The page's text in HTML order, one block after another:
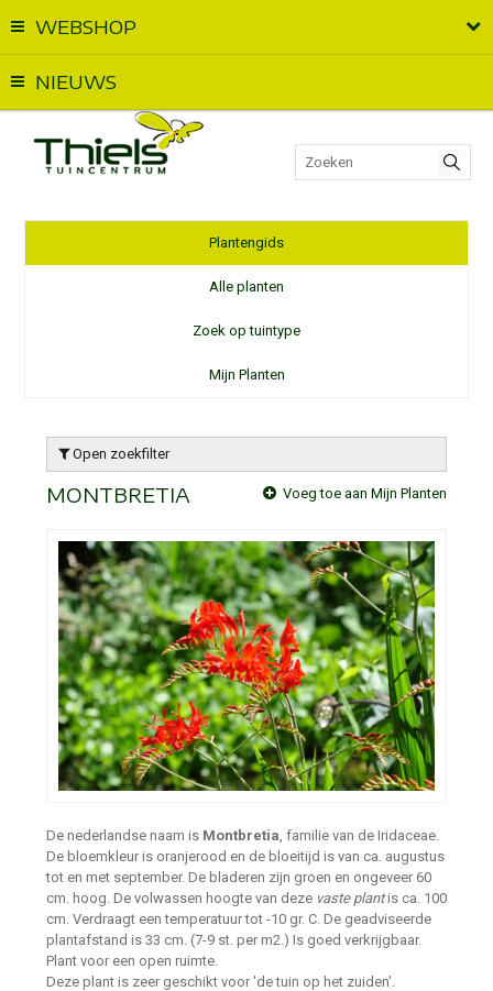
WEBSHOP
NIEUWS
Plantengids
Alle planten
Zoek op tuintype
Mijn Planten
Open zoekfilter
MONTBRETIA Voeg toe aan Mijn Planten
De nederlandse naam is Montbretia , familie van de Iridaceae.
De bloemkleur is oranjerood en de bloeitijd is van ca. augustus
tot en met september. De bladeren zijn groen en ongeveer 60
cm. hoog. De volwassen hoogte van deze vaste plantis ca. 100
cm. Verdraagt een temperatuur tot -10 gr. C. De geadviseerde
plantafstand is 33 cm. (7-9 st. per m2.) Is goed verkrijgbaar.
Plant voor een open ruimte.
Deze plant is zeer geschikt voor 'de tuin op het zuiden'.